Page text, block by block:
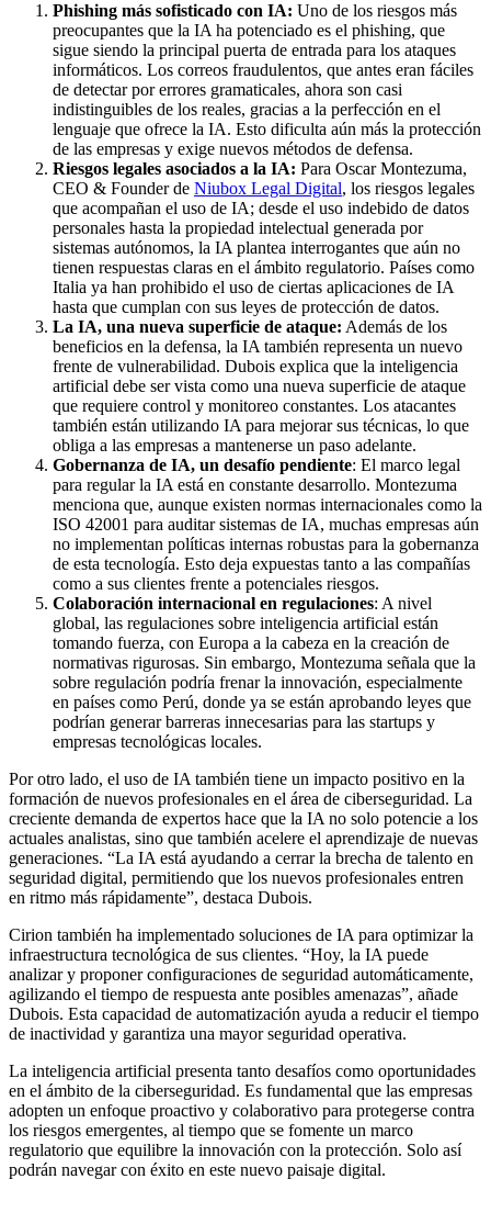
Phishing más sofisticado con IA: Uno de los riesgos más
preocupantes que la IA ha potenciado es el phishing, que
sigue siendo la principal puerta de entrada para los ataques
informáticos. Los correos fraudulentos, que antes eran fáciles
de detectar por errores gramaticales, ahora son casi
indistinguibles de los reales, gracias a la perfección en el
lenguaje que ofrece la IA. Esto dificulta aún más la protección
de las empresas y exige nuevos métodos de defensa.
Riesgos legales asociados a la IA: Para Oscar Montezuma,
CEO & Founder de Niubox Legal Digital, los riesgos legales
que acompañan el uso de IA; desde el uso indebido de datos
personales hasta la propiedad intelectual generada por
sistemas autónomos, la IA plantea interrogantes que aún no
tienen respuestas claras en el ámbito regulatorio. Países como
Italia ya han prohibido el uso de ciertas aplicaciones de IA
hasta que cumplan con sus leyes de protección de datos.
La IA, una nueva superficie de ataque: Además de los
beneficios en la defensa, la IA también representa un nuevo
frente de vulnerabilidad. Dubois explica que la inteligencia
artificial debe ser vista como una nueva superficie de ataque
que requiere control y monitoreo constantes. Los atacantes
también están utilizando IA para mejorar sus técnicas, lo que
obliga a las empresas a mantenerse un paso adelante.
Gobernanza de IA, un desafío pendiente: El marco legal
para regular la IA está en constante desarrollo. Montezuma
menciona que, aunque existen normas internacionales como la
ISO 42001 para auditar sistemas de IA, muchas empresas aún
no implementan políticas internas robustas para la gobernanza
de esta tecnología. Esto deja expuestas tanto a las compañías
como a sus clientes frente a potenciales riesgos.
Colaboración internacional en regulaciones: A nivel
global, las regulaciones sobre inteligencia artificial están
tomando fuerza, con Europa a la cabeza en la creación de
normativas rigurosas. Sin embargo, Montezuma señala que la
sobre regulación podría frenar la innovación, especialmente
en países como Perú, donde ya se están aprobando leyes que
podrían generar barreras innecesarias para las startups y
empresas tecnológicas locales.
Por otro lado, el uso de IA también tiene un impacto positivo en la
formación de nuevos profesionales en el área de ciberseguridad. La
creciente demanda de expertos hace que la IA no solo potencie a los
actuales analistas, sino que también acelere el aprendizaje de nuevas
generaciones. “La IA está ayudando a cerrar la brecha de talento en
seguridad digital, permitiendo que los nuevos profesionales entren
en ritmo más rápidamente”, destaca Dubois.
Cirion también ha implementado soluciones de IA para optimizar la
infraestructura tecnológica de sus clientes. “Hoy, la IA puede
analizar y proponer configuraciones de seguridad automáticamente,
agilizando el tiempo de respuesta ante posibles amenazas”, añade
Dubois. Esta capacidad de automatización ayuda a reducir el tiempo
de inactividad y garantiza una mayor seguridad operativa.
La inteligencia artificial presenta tanto desafíos como oportunidades
en el ámbito de la ciberseguridad. Es fundamental que las empresas
adopten un enfoque proactivo y colaborativo para protegerse contra
los riesgos emergentes, al tiempo que se fomente un marco
regulatorio que equilibre la innovación con la protección. Solo así
podrán navegar con éxito en este nuevo paisaje digital.